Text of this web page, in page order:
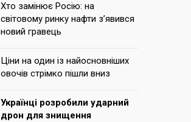
Хто замінює Росію: на
світовому ринку нафти з’явився
новий гравець
Ціни на один із найосновніших
овочів стрімко пішли вниз
Українці розробили ударний
дрон для знищення